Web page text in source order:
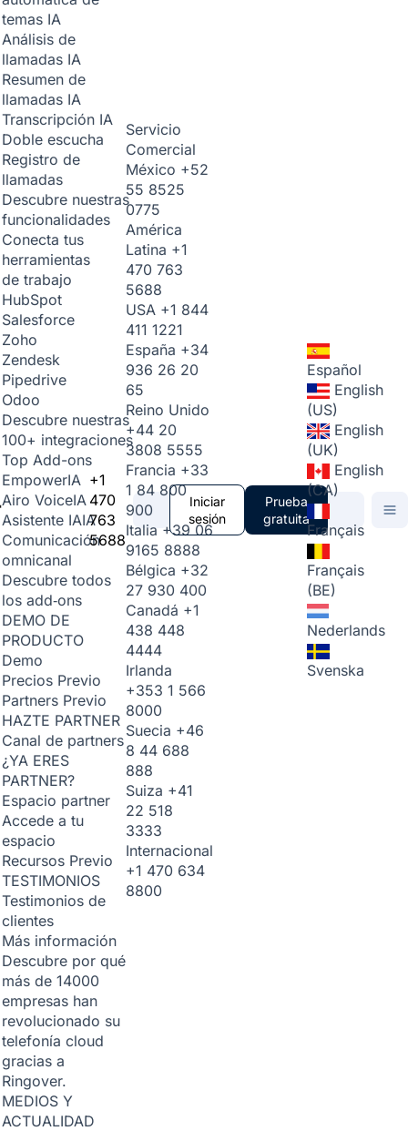
temas IA
Análisis de
llamadas IA
Resumen de
llamadas IA
Transcripción IA
Doble escucha
Registro de
llamadas
Descubre nuestras
funcionalidades
Conecta tus
herramientas
de trabajo
HubSpot
Salesforce
Zoho
Zendesk
Pipedrive
Odoo
Descubre nuestras
100+ integraciones
Top Add-ons
EmpowerIA
Airo VoiceIA
Asistente IAIA
Comunicación
omnicanal
Descubre todos
los add‑ons
DEMO DE
PRODUCTO
Demo
Precios Previo
Partners Previo
HAZTE PARTNER
Canal de partners
¿YA ERES
PARTNER?
Espacio partner
Accede a tu
espacio
Recursos Previo
TESTIMONIOS
Testimonios de
clientes
Más información
Descubre por qué
más de 14000
empresas han
revolucionado su
telefonía cloud
gracias a
Ringover.
MEDIOS Y
ACTUALIDAD
+1
470
763
5688
Servicio
Comercial
México +52
55 8525
0775
América
Latina +1
470 763
5688
USA +1 844
411 1221
España +34
936 26 20
65
Reino Unido
+44 20
3808 5555
Francia +33
1 84 800
900
Italia +39 06
9165 8888
Bélgica +32
27 930 400
Canadá +1
438 448
4444
Irlanda
+353 1 566
8000
Suecia +46
8 44 688
888
Suiza +41
22 518
3333
Internacional
+1 470 634
8800
Iniciar
sesión
Prueba
gratuita
Español
English
(US)
English
(UK)
English
(CA)
Français
Français
(BE)
Nederlands
Svenska